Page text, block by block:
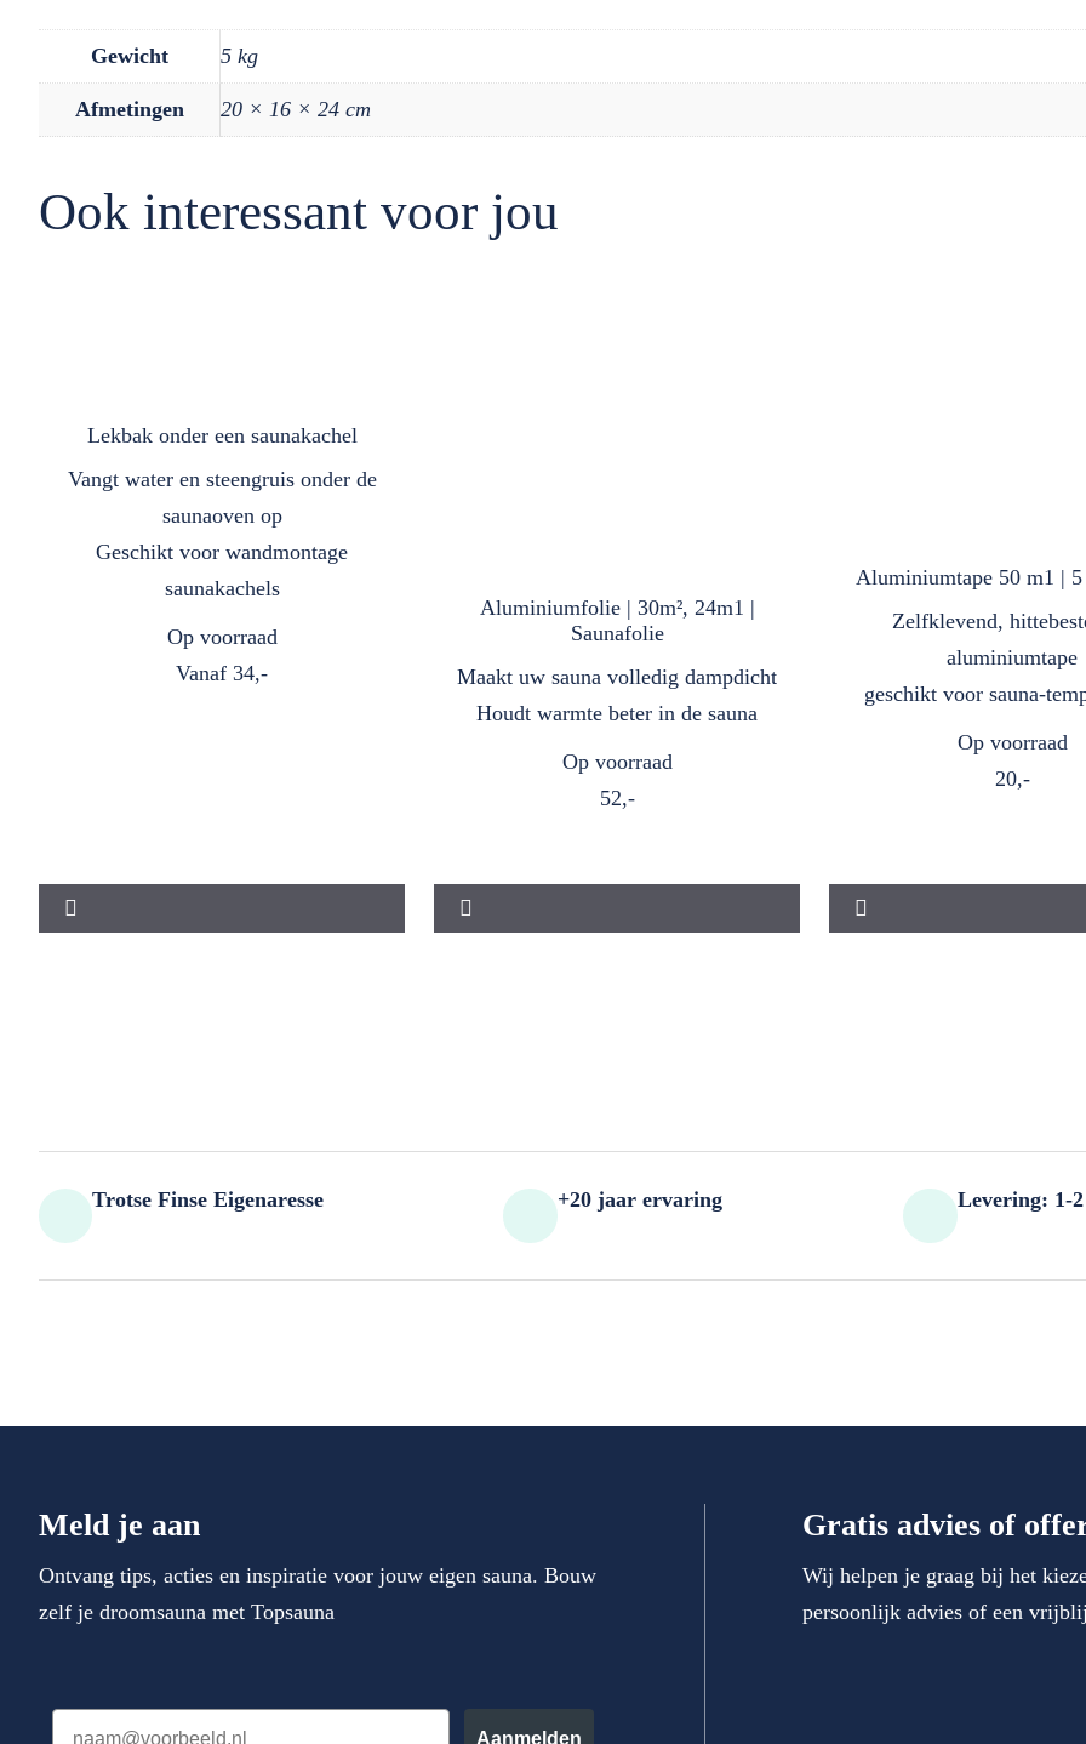
Gewicht 5 kg
Afmetingen 20 × 16 × 24 cm
Ook interessant voor jou
Lekbak onder een saunakachel
Vangt water en steengruis onder de
saunaoven op
Geschikt voor wandmontage
saunakachels
Op voorraad
Vanaf 34,-
Aluminiumfolie | 30m², 24m1 |
Saunafolie
Maakt uw sauna volledig dampdicht
Houdt warmte beter in de sauna
Op voorraad
52,-
Aluminiumtape 50 m1 | 5
Zelfklevend,
aluminiumtape
geschikt voor
Op voorraad
20,-
Trotse Finse Eigenaresse +20 jaar ervaring Levering: 1-2
Meld je aan
Ontvang tips, acties en inspiratie voor jouw eigen sauna. Bouw
zelf je droomsauna met Topsauna
Email
Aanmelden
Gratis advies of
Wij helpen je graag bij het
persoonlijk advies of een